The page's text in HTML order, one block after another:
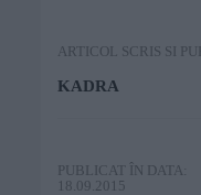
ARTICOL SCRIS SI
KADRA
PUBLICAT ÎN DATA:
18.09.2015